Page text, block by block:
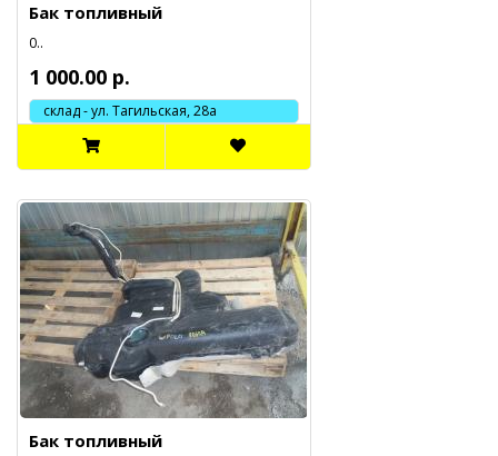
Бак топливный
0..
1 000.00 р.
склад - ул. Тагильская, 28а
Бак топливный